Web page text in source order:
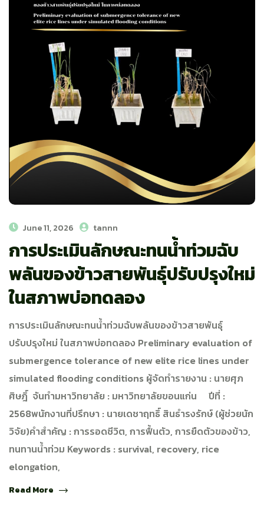
June 11, 2026 tannn
การประเมินลักษณะทนน้ำท่วมฉับ
พลันของข้าวสายพันธุ์ปรับปรุงใหม่
ในสภาพบ่อทดลอง
การประเมินลักษณะทนน้ำท่วมฉับพลันของข้าวสายพันธุ์
ปรับปรุงใหม่ ในสภาพบ่อทดลอง Preliminary evaluation of
submergence tolerance of new elite rice lines under
simulated flooding conditions ผู้จัดทำรายงาน : นายศุภ
ศิษฎิ์ จันทำมหาวิทยาลัย : มหาวิทยาลัยขอนแก่น ปีที่ :
2568พนักงานที่ปรึกษา : นายเดชาฤทธิ์ สินธำรงรักษ์ (ผู้ช่วยนัก
วิจัย)คำสำคัญ : การรอดชีวิต, การฟื้นตัว, การยืดตัวของข้าว,
ทนทานน้ำท่วม Keywords : survival, recovery, rice
elongation,
Read More